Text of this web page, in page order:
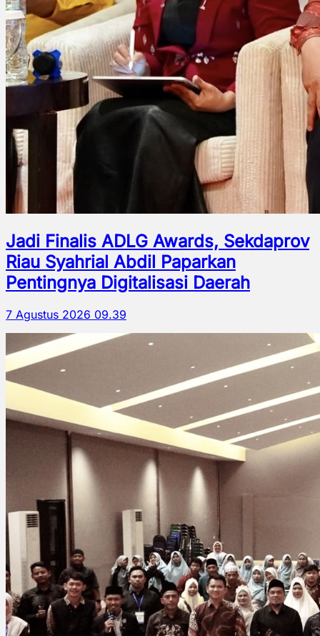
Jadi Finalis ADLG Awards, Sekdaprov
Riau Syahrial Abdil Paparkan
Pentingnya Digitalisasi Daerah
7 Agustus 2026 09.39